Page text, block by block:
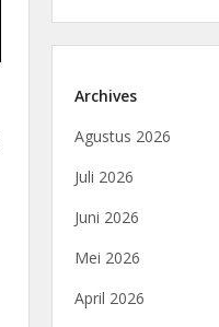
Archives
Agustus 2026
Juli 2026
Juni 2026
Mei 2026
April 2026